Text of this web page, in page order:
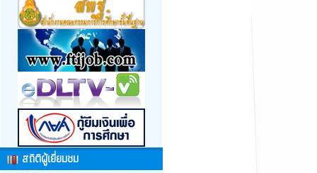
สถิติผู้เยี่ยมชม